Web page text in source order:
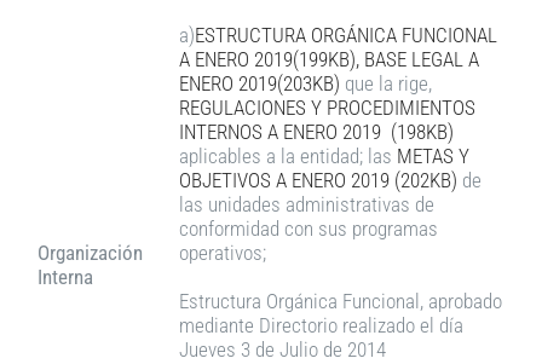
Organización
Interna
a)ESTRUCTURA ORGÁNICA FUNCIONAL
A ENERO 2019(199KB), BASE LEGAL A
ENERO 2019(203KB) que la rige,
REGULACIONES Y PROCEDIMIENTOS
INTERNOS A ENERO 2019 (198KB)
aplicables a la entidad; las METAS Y
OBJETIVOS A ENERO 2019 (202KB) de
las unidades administrativas de
conformidad con sus programas
operativos;
Estructura Orgánica Funcional, aprobado
mediante Directorio realizado el día
Jueves 3 de Julio de 2014